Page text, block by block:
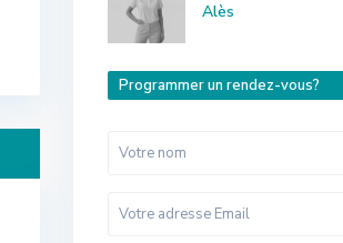
Alès
Programmer un rendez-vous?